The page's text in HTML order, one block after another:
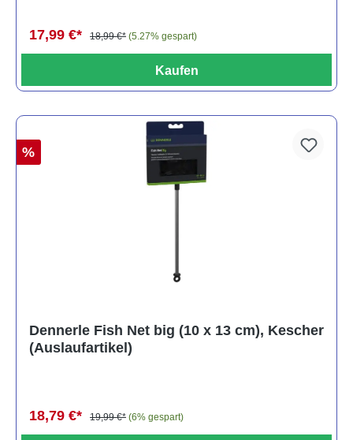
17,99 €* 18,99 €* (5.27% gespart)
Kaufen
%
Dennerle Fish Net big (10 x 13 cm), Kescher
(Auslaufartikel)
18,79 €* 19,99 €* (6% gespart)